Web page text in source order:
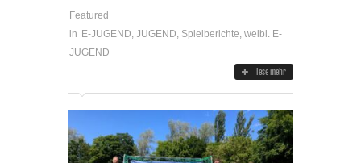
Featured
in E-JUGEND, JUGEND, Spielberichte, weibl. E-
JUGEND
lese mehr